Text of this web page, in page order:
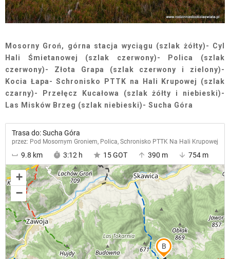
Mosorny Groń, górna stacja wyciągu (szlak żółty)- Cyl
Hali Śmietanowej (szlak czerwony)- Polica (szlak
czerwony)- Złota Grapa (szlak czerwony i zielony)-
Kocia Łapa- Schronisko PTTK na Hali Krupowej (szlak
czarny)- Przełęcz Kucałowa (szlak żółty i niebieski)-
Las Misków Brzeg (szlak niebieski)- Sucha Góra